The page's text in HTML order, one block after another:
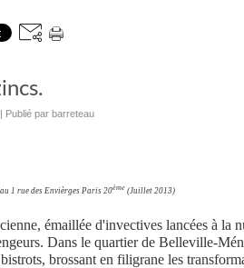
| Publié par barreteau
1 rue des Envièrges Paris 20ème (Juillet 2013)
émaillée d'invectives lancées à la
Dans le quartier de Belleville-
brossant en filigrane les